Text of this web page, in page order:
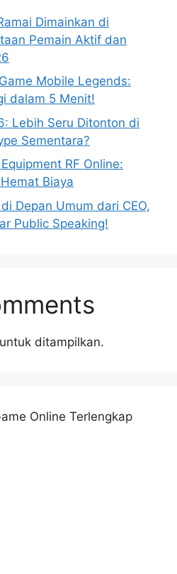
Dimainkan di
Pemain Aktif dan
Mobile Legends:
dalam 5 Menit!
Lebih Seru Ditonton di
Sementara?
RF Online:
Biaya
Depan Umum dari CEO,
Public Speaking!
ditampilkan.
Online Terlengkap